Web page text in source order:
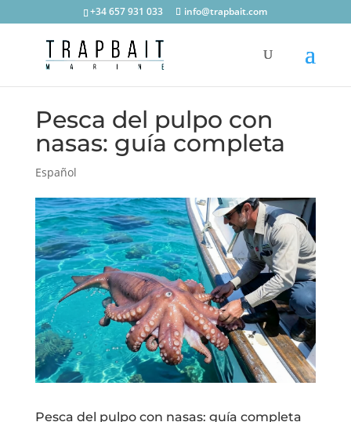
+34 657 931 033 info@trapbait.com
Pesca del pulpo con
nasas: guía completa
Español
Pesca del pulpo con nasas: guía completa